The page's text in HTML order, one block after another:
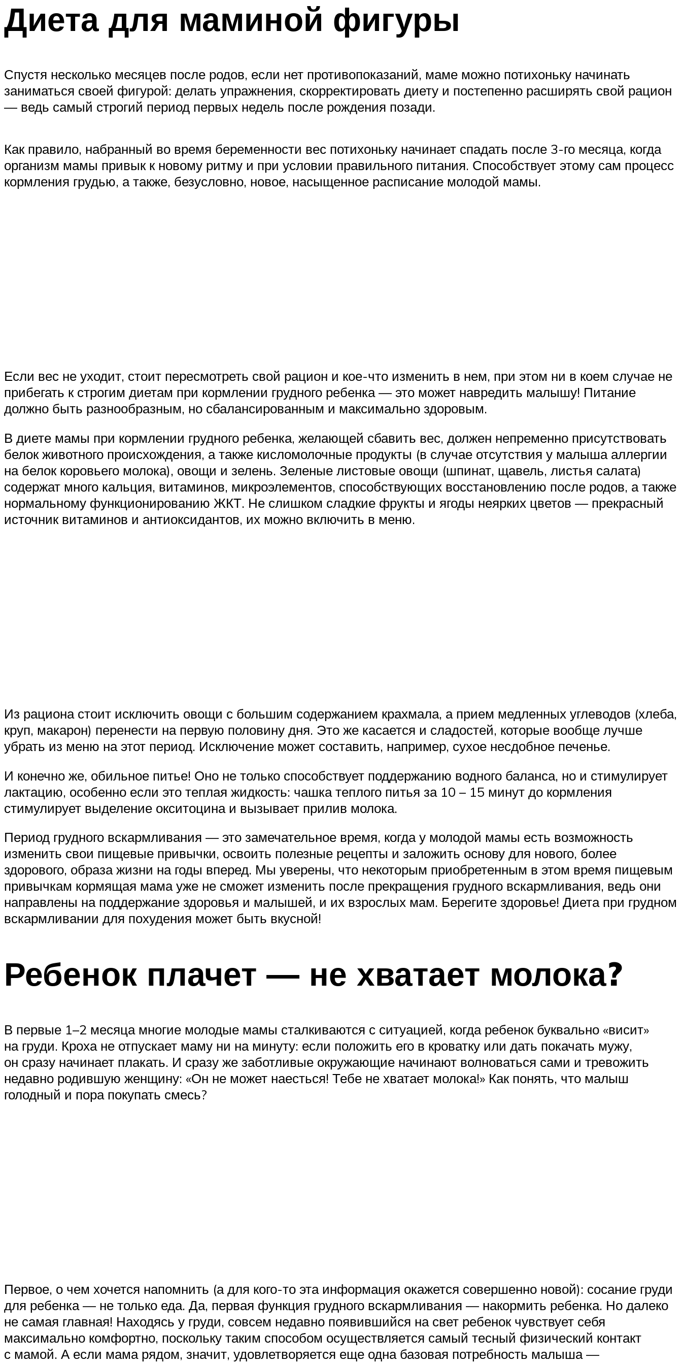
Диета для маминой фигуры
Спустя несколько месяцев после родов, если нет противопоказаний, маме можно потихоньку начинать
заниматься своей фигурой: делать упражнения, скорректировать диету и постепенно расширять свой рацион
— ведь самый строгий период первых недель после рождения позади.
Как правило, набранный во время беременности вес потихоньку начинает спадать после 3-го месяца, когда
организм мамы привык к новому ритму и при условии правильного питания. Способствует этому сам процесс
кормления грудью, а также, безусловно, новое, насыщенное расписание молодой мамы.
Если вес не уходит, стоит пересмотреть свой рацион и кое-что изменить в нем, при этом ни в коем случае не
прибегать к строгим диетам при кормлении грудного ребенка — это может навредить малышу! Питание
должно быть разнообразным, но сбалансированным и максимально здоровым.
В диете мамы при кормлении грудного ребенка, желающей сбавить вес, должен непременно присутствовать
белок животного происхождения, а также кисломолочные продукты (в случае отсутствия у малыша аллергии
на белок коровьего молока), овощи и зелень. Зеленые листовые овощи (шпинат, щавель, листья салата)
содержат много кальция, витаминов, микроэлементов, способствующих восстановлению после родов, а также
нормальному функционированию ЖКТ. Не слишком сладкие фрукты и ягоды неярких цветов — прекрасный
источник витаминов и антиоксидантов, их можно включить в меню.
Из рациона стоит исключить овощи с большим содержанием крахмала, а прием медленных углеводов (хлеба,
круп, макарон) перенести на первую половину дня. Это же касается и сладостей, которые вообще лучше
убрать из меню на этот период. Исключение может составить, например, сухое несдобное печенье.
И конечно же, обильное питье! Оно не только способствует поддержанию водного баланса, но и стимулирует
лактацию, особенно если это теплая жидкость: чашка теплого питья за 10 – 15 минут до кормления
стимулирует выделение окситоцина и вызывает прилив молока.
Период грудного вскармливания — это замечательное время, когда у молодой мамы есть возможность
изменить свои пищевые привычки, освоить полезные рецепты и заложить основу для нового, более
здорового, образа жизни на годы вперед. Мы уверены, что некоторым приобретенным в этом время пищевым
привычкам кормящая мама уже не сможет изменить после прекращения грудного вскармливания, ведь они
направлены на поддержание здоровья и малышей, и их взрослых мам. Берегите здоровье! Диета при грудном
вскармливании для похудения может быть вкусной!
Ребенок плачет — не хватает молока?
В первые 1–2 месяца многие молодые мамы сталкиваются с ситуацией, когда ребенок буквально «висит»
на груди. Кроха не отпускает маму ни на минуту: если положить его в кроватку или дать покачать мужу,
он сразу начинает плакать. И сразу же заботливые окружающие начинают волноваться сами и тревожить
недавно родившую женщину: «Он не может наесться! Тебе не хватает молока!» Как понять, что малыш
голодный и пора покупать смесь?
Первое, о чем хочется напомнить (а для кого-то эта информация окажется совершенно новой): сосание груди
для ребенка — не только еда. Да, первая функция грудного вскармливания — накормить ребенка. Но далеко
не самая главная! Находясь у груди, совсем недавно появившийся на свет ребенок чувствует себя
максимально комфортно, поскольку таким способом осуществляется самый тесный физический контакт
с мамой. А если мама рядом, значит, удовлетворяется еще одна базовая потребность малыша —